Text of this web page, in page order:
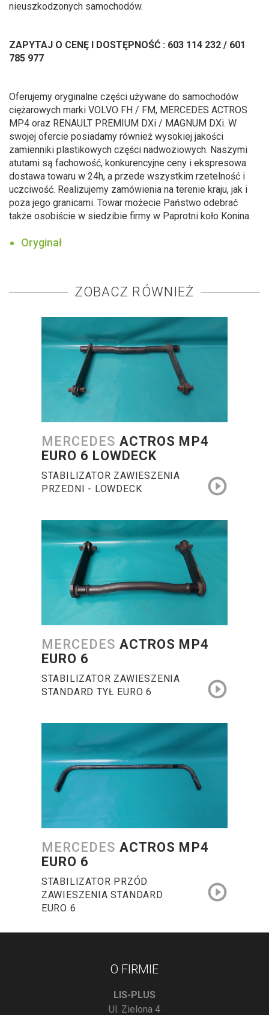
nieuszkodzonych samochodów.
ZAPYTAJ O CENĘ I DOSTĘPNOŚĆ : 603 114 232 / 601
785 977
Oferujemy oryginalne części używane do samochodów
ciężarowych marki VOLVO FH / FM, MERCEDES ACTROS
MP4 oraz RENAULT PREMIUM DXi / MAGNUM DXi. W
swojej ofercie posiadamy również wysokiej jakości
zamienniki plastikowych części nadwoziowych. Naszymi
atutami są fachowość, konkurencyjne ceny i ekspresowa
dostawa towaru w 24h, a przede wszystkim rzetelność i
uczciwość. Realizujemy zamówienia na terenie kraju, jak i
poza jego granicami. Towar możecie Państwo odebrać
także osobiście w siedzibie firmy w Paprotni koło Konina.
Oryginał
ZOBACZ RÓWNIEŻ
MERCEDES ACTROS MP4
EURO 6 LOWDECK
STABILIZATOR ZAWIESZENIA
PRZEDNI - LOWDECK
MERCEDES ACTROS MP4
EURO 6
STABILIZATOR ZAWIESZENIA
STANDARD TYŁ EURO 6
MERCEDES ACTROS MP4
EURO 6
STABILIZATOR PRZÓD
ZAWIESZENIA STANDARD
EURO 6
O FIRMIE
LIS-PLUS
Ul. Zielona 4